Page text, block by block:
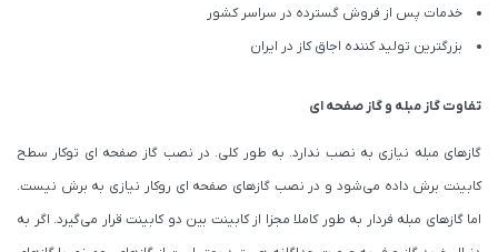
خدمات پس از فروش گسترده در سراسر کشور
بزرگترین تولید کننده اجاق کاز در ایران
تفاوت گاز مبله و گاز صفحه ای
گازهای مبله نیازی به نصب ندارد. به طور کلی. در نصب گاز صفحه ای توکار سطح
کابینت برش داده می‌شود و در نصب گازهای صفحه ای روکار نیازی به برش نیست.
اما گازهای مبله فردار به طور کاملا مجزا از کابینت بین دو کابینت قرار می‌گیرد. اگر به